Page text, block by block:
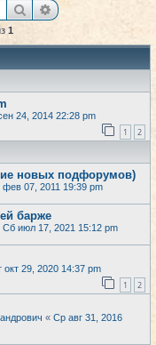
ПоискРасширенный
1
24, 2014 22:28 pm
1 2
новых подфорумов)
07, 2011 19:39 pm
барже
Сб июл 17, 2021 15:12 pm
окт 29, 2020 14:37 pm
1 2
« Ср авг 31, 2016